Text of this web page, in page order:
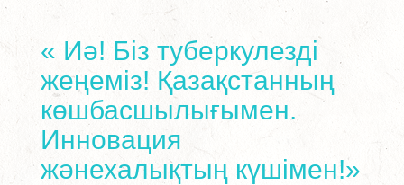
« Иә! Біз туберкулезді
жеңеміз! Қазақстанның
көшбасшылығымен.
Инновация
жәнехалықтың күшімен!»